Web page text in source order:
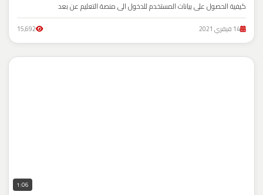
كيفية الحصول على بيانات المستخدم للدخول الى منصة التعليم عن بعد
14 فيفري 2021 15,692
1:06